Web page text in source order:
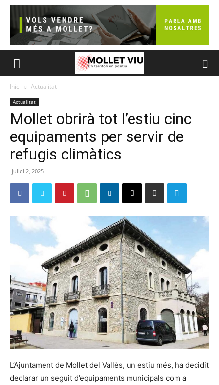
Inici Actualitat
Actualitat
Mollet obrirà tot l’estiu cinc
equipaments per servir de
refugis climàtics
juliol 2, 2025
L’Ajuntament de Mollet del Vallès, un estiu més, ha decidit
declarar un seguit d’equipaments municipals com a